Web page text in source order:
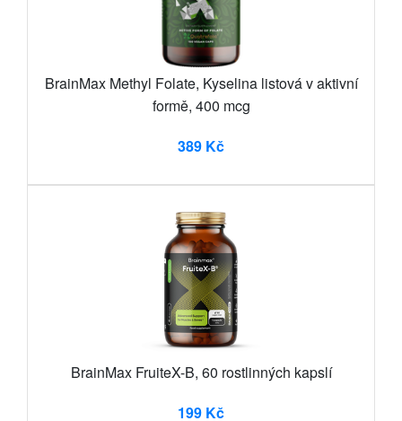
BrainMax Methyl Folate, Kyselina listová v aktivní
formě, 400 mcg
389 Kč
BrainMax FruiteX-B, 60 rostlinných kapslí
199 Kč